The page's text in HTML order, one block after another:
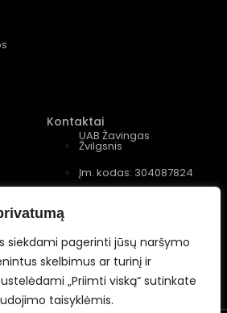
siekdami pagerinti jūsų naršymo
skelbimus ar turinį ir
„Priimti viską“ sutinkate
taisyklėmis.
Kontaktai
UAB Žavingas
Žvilgsnis
Įm. kodas: 304087824